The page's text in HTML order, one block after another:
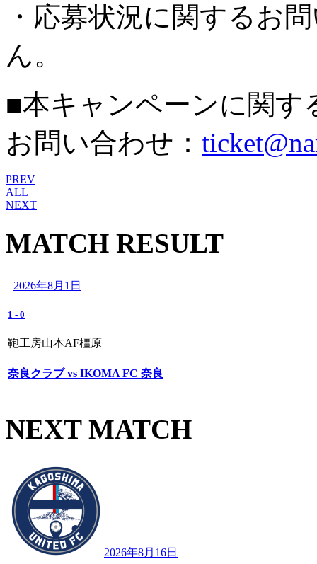
・応募状況に関するお
ん。
■本キャンペーンに関す
お問い合わせ：
PREV
ALL
NEXT
MATCH RESULT
2026年8月1日
1 - 0
鞄工房山本AF橿原
奈良クラブ vs IKOMA FC 奈良
NEXT MATCH
2026年8月16日